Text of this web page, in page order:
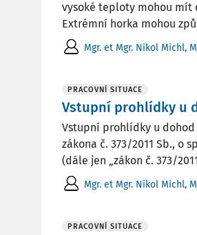
vysoké teploty mohou mít
Extrémní horka mohou
Mgr. et Mgr. Nikol Michl,
PRACOVNÍ SITUACE
Vstupní prohlídky u
Vstupní prohlídky u
zákona č. 373/2011 Sb., o
(dále jen „zákon č. 373/
Mgr. et Mgr. Nikol Michl,
PRACOVNÍ SITUACE